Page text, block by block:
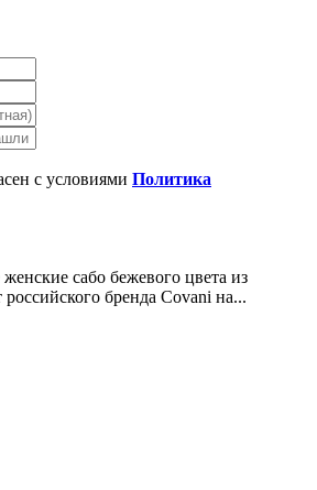
с условиями Политика
сабо бежевого цвета из
бренда Covani на...